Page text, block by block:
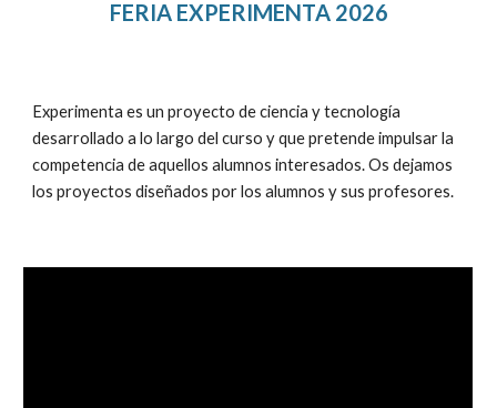
FERIA EXPERIMENTA 2026
Experimenta es un proyecto de ciencia y tecnología
desarrollado a lo largo del curso y que pretende impulsar la
competencia de aquellos alumnos interesados. Os dejamos
los proyectos diseñados por los alumnos y sus profesores.